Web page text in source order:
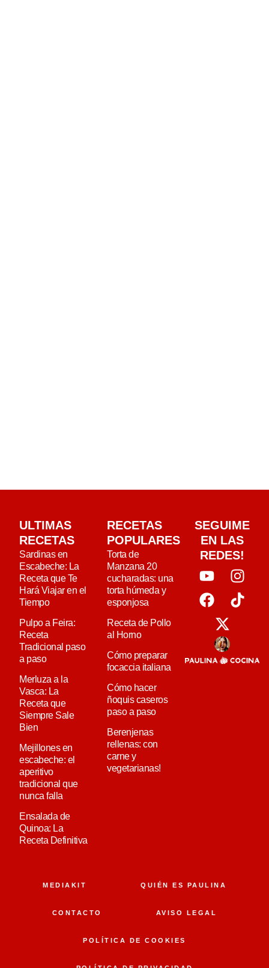
ULTIMAS
RECETAS
Sardinas en
Escabeche: La
Receta que Te
Hará Viajar en el
Tiempo
Pulpo a Feira:
Receta
Tradicional paso
a paso
Merluza a la
Vasca: La
Receta que
Siempre Sale
Bien
Mejillones en
escabeche: el
aperitivo
tradicional que
nunca falla
Ensalada de
Quinoa: La
Receta Definitiva
RECETAS
POPULARES
Torta de
Manzana 20
cucharadas: una
torta húmeda y
esponjosa
Receta de Pollo
al Horno
Cómo preparar
focaccia italiana
Cómo hacer
ñoquis caseros
paso a paso
Berenjenas
rellenas: con
carne y
vegetarianas!
SEGUIME
EN LAS
REDES!
MEDIAKIT QUIÉN ES PAULINA
CONTACTO AVISO LEGAL
POLÍTICA DE COOKIES